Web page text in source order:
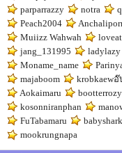
parparrazzy
notra
Peach2004
Muiizz Wahwah
jang_131995
ladylazy
Moname_name
majaboom
krobkaew
Aokaimaru
bootterrozy
kosonniranphan
FuTabamaru
mookrungnapa